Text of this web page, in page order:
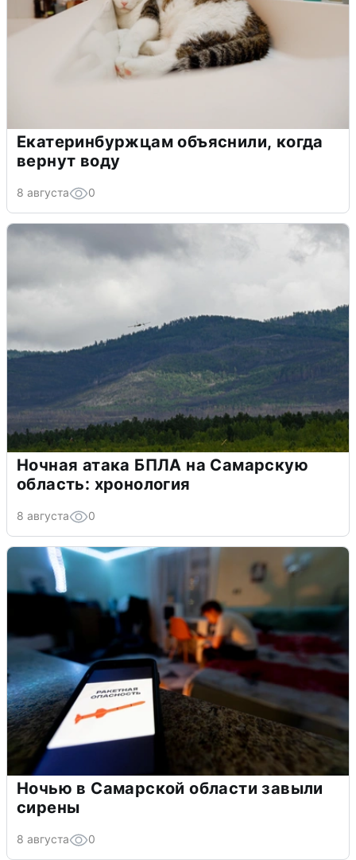
Екатеринбуржцам объяснили, когда
вернут воду
8 августа 0
Ночная атака БПЛА на Самарскую
область: хронология
8 августа 0
Ночью в Самарской области завыли
сирены
8 августа 0